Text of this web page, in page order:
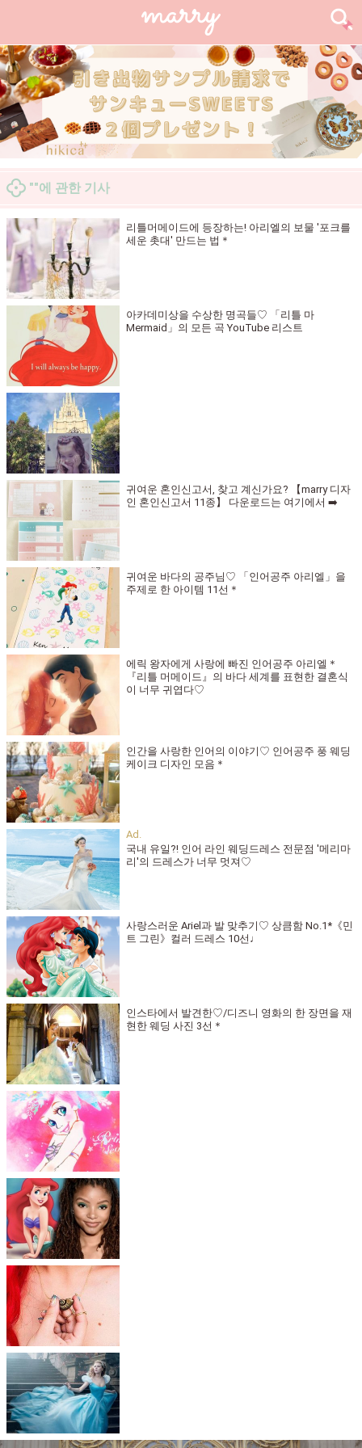
""에 관한 기사
리틀머메이드에 등장하는! 아리엘의 보물 '포크를
세운 촛대' 만드는 법＊
아카데미상을 수상한 명곡들♡ 「리틀 마
Mermaid」의 모든 곡 YouTube 리스트
귀여운 혼인신고서, 찾고 계신가요? 【marry 디자
인 혼인신고서 11종】 다운로드는 여기에서 ➡️
귀여운 바다의 공주님♡ 「인어공주 아리엘」을
주제로 한 아이템 11선＊
에릭 왕자에게 사랑에 빠진 인어공주 아리엘＊
『리틀 머메이드』의 바다 세계를 표현한 결혼식
이 너무 귀엽다♡
인간을 사랑한 인어의 이야기♡ 인어공주 풍 웨딩
케이크 디자인 모음＊
국내 유일?! 인어 라인 웨딩드레스 전문점 '메리마
리'의 드레스가 너무 멋져♡
사랑스러운 Ariel과 발 맞추기♡ 상큼함 No.1*《민
트 그린》컬러 드레스 10선♩
인스타에서 발견한♡/디즈니 영화의 한 장면을 재
현한 웨딩 사진 3선＊